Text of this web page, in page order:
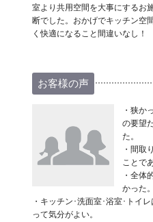
室より共用空間を大事にするお
断でした。おかげでキッチン空
く快適になること間違いなし！
お客様の声
・狭か
の要望
た。
・間取
ことで
・全体
かった。
・キッチン･洗面室･浴室･トイ
って気分がよい。